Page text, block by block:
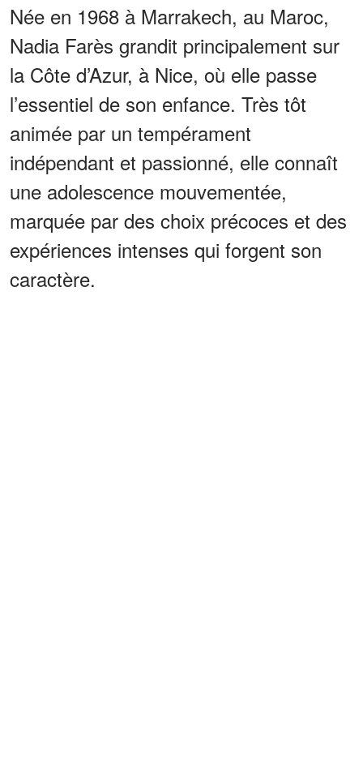
Née en 1968 à Marrakech, au Maroc,
Nadia Farès grandit principalement sur
la Côte d’Azur, à Nice, où elle passe
l’essentiel de son enfance. Très tôt
animée par un tempérament
indépendant et passionné, elle connaît
une adolescence mouvementée,
marquée par des choix précoces et des
expériences intenses qui forgent son
caractère.